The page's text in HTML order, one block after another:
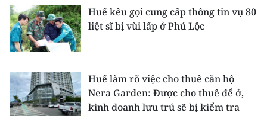
Huế kêu gọi cung cấp thông tin vụ 80
liệt sĩ bị vùi lấp ở Phú Lộc
Huế làm rõ việc cho thuê căn hộ
Nera Garden: Được cho thuê để ở,
kinh doanh lưu trú sẽ bị kiểm tra